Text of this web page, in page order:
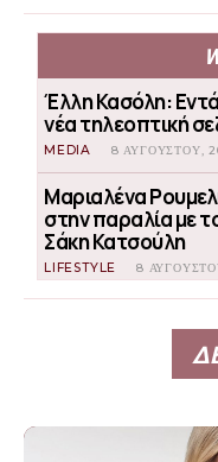
Έλλη Κασόλη:
νέα τηλεοπτική
MEDIA 8 ΑΥΓΟΎΣΤΟΥ,
Μαριαλένα
στην παραλία με
Σάκη Κατσούλη
LIFESTYLE 8